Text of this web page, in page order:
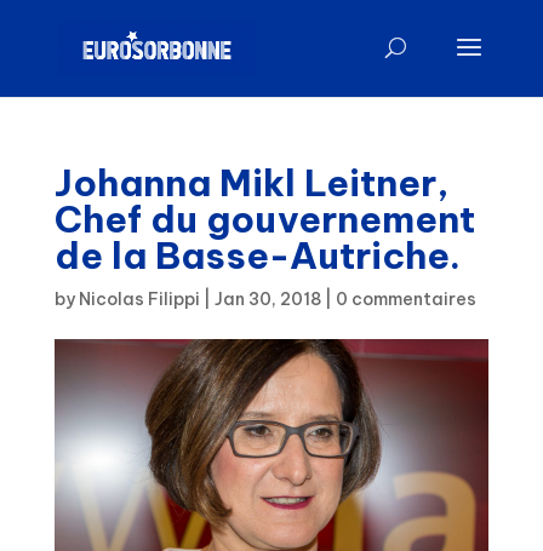
Johanna Mikl Leitner,
Chef du gouvernement
de la Basse-Autriche.
by Nicolas Filippi Jan 30, 2018| 0 commentaires